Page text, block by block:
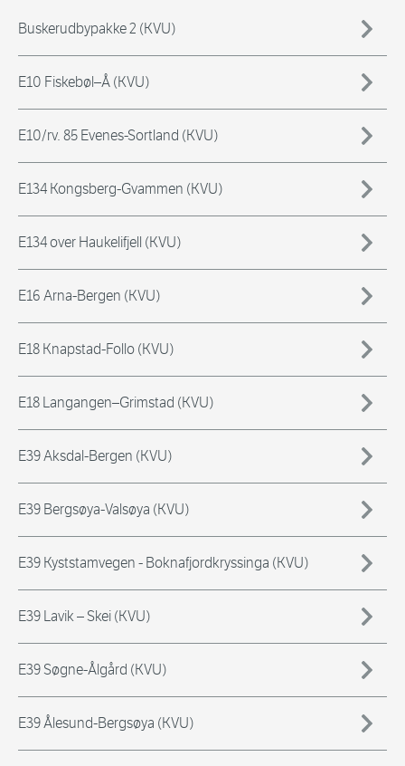
Buskerudbypakke 2 (KVU)
E10 Fiskebøl–Å (KVU)
E10/rv. 85 Evenes-Sortland (KVU)
E134 Kongsberg-Gvammen (KVU)
E134 over Haukelifjell (KVU)
E16 Arna-Bergen (KVU)
E18 Knapstad-Follo (KVU)
E18 Langangen–Grimstad (KVU)
E39 Aksdal-Bergen (KVU)
E39 Bergsøya-Valsøya (KVU)
E39 Kyststamvegen - Boknafjordkryssinga (KVU)
E39 Lavik – Skei (KVU)
E39 Søgne-Ålgård (KVU)
E39 Ålesund-Bergsøya (KVU)